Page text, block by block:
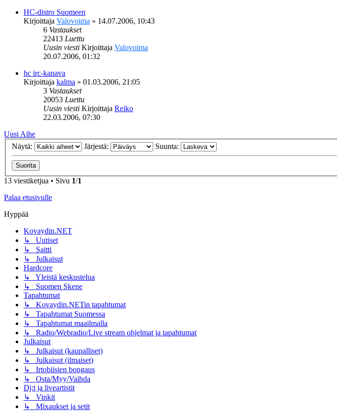
HC-distro Suomeen
Kirjoittaja Valovoima » 14.07.2006, 10:43
6 Vastaukset
22413 Luettu
Uusin viesti Kirjoittaja Valovoima
20.07.2006, 01:32
hc irc-kanava
Kirjoittaja kalma » 01.03.2006, 21:05
3 Vastaukset
20053 Luettu
Uusin viesti Kirjoittaja Reiko
22.03.2006, 07:30
Uusi Aihe
Näytä:
Järjestä: Suunta:
13 viestiketjua • Sivu 1/1
Palaa etusivulle
Hyppää
Kovaydin.NET
↳ Uutiset
↳ Saitti
↳ Julkaisut
Hardcore
↳ Yleistä keskustelua
↳ Suomen Skene
Tapahtumat
↳ Kovaydin.NETin tapahtumat
↳ Tapahtumat Suomessa
↳ Tapahtumat maailmalla
↳ Radio/Webradio/Live stream ohjelmat ja tapahtumat
Julkaisut
↳ Julkaisut (kaupalliset)
↳ Julkaisut (ilmaiset)
↳ Irtobiisien bongaus
↳ Osta/Myy/Vaihda
Dj:t ja liveartistit
↳ Vinkit
↳ Mixaukset ja setit